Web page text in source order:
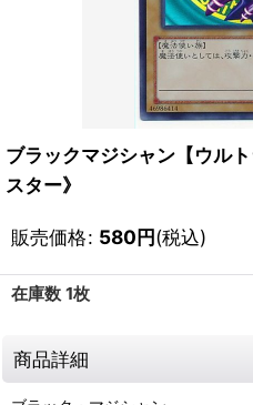
ブラックマジシャン【ウル
スター》
販売価格: 580円(税込)
在庫数 1枚
商品詳細